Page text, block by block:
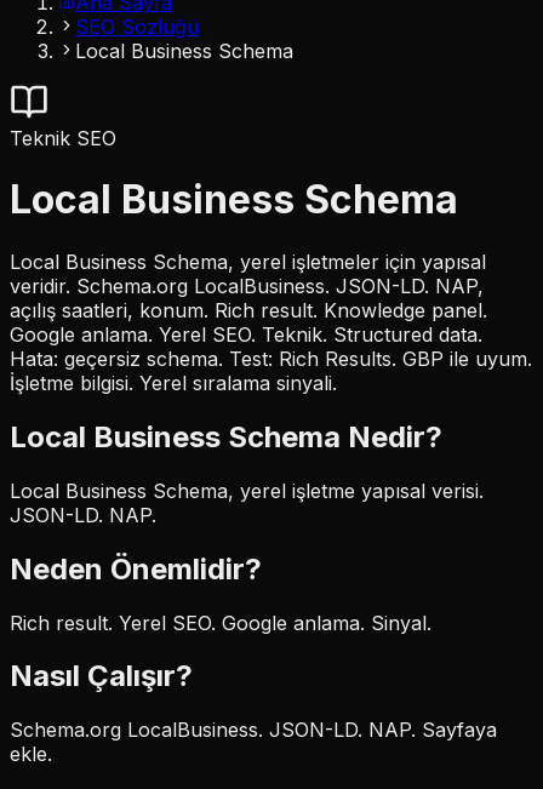
SEO Sözlüğü
Local Business Schema
Teknik SEO
Local Business Schema
Local Business Schema, yerel işletmeler için yapısal
veridir. Schema.org LocalBusiness. JSON-LD. NAP,
açılış saatleri, konum. Rich result. Knowledge panel.
Google anlama. Yerel SEO. Teknik. Structured data.
Hata: geçersiz schema. Test: Rich Results. GBP ile uyum.
İşletme bilgisi. Yerel sıralama sinyali.
Local Business Schema Nedir?
Local Business Schema, yerel işletme yapısal verisi.
JSON-LD. NAP.
Neden Önemlidir?
Rich result. Yerel SEO. Google anlama. Sinyal.
Nasıl Çalışır?
Schema.org LocalBusiness. JSON-LD. NAP. Sayfaya
ekle.